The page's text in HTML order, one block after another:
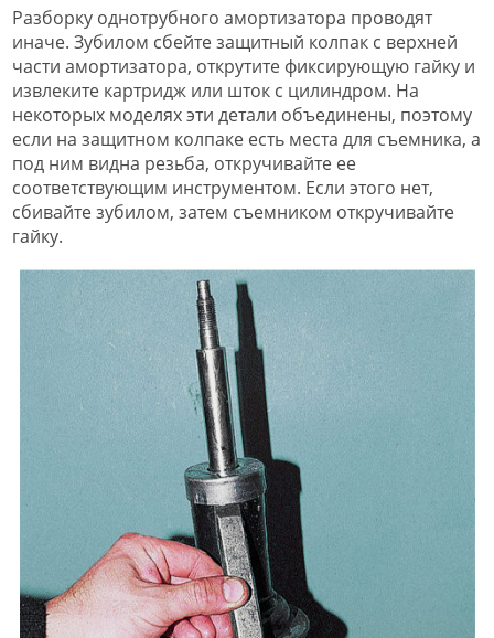
Разборку однотрубного амортизатора проводят
иначе. Зубилом сбейте защитный колпак с верхней
части амортизатора, открутите фиксирующую гайку и
извлеките картридж или шток с цилиндром. На
некоторых моделях эти детали объединены, поэтому
если на защитном колпаке есть места для съемника, а
под ним видна резьба, откручивайте ее
соответствующим инструментом. Если этого нет,
сбивайте зубилом, затем съемником откручивайте
гайку.